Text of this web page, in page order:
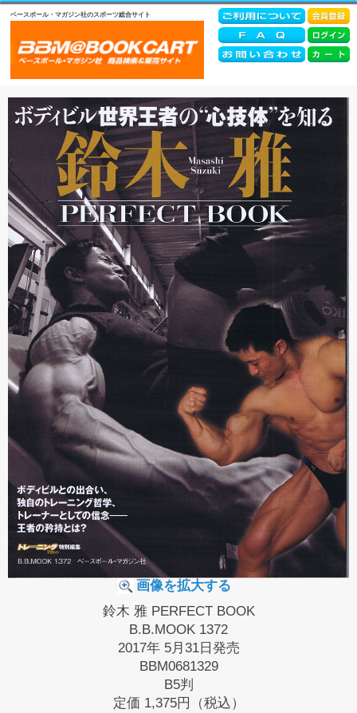
ベースボール・マガジン社のスポーツ総合サイト
画像を拡大する
鈴木 雅 PERFECT BOOK
B.B.MOOK 1372
2017年 5月31日発売
BBM0681329
B5判
定価 1,375円（税込）